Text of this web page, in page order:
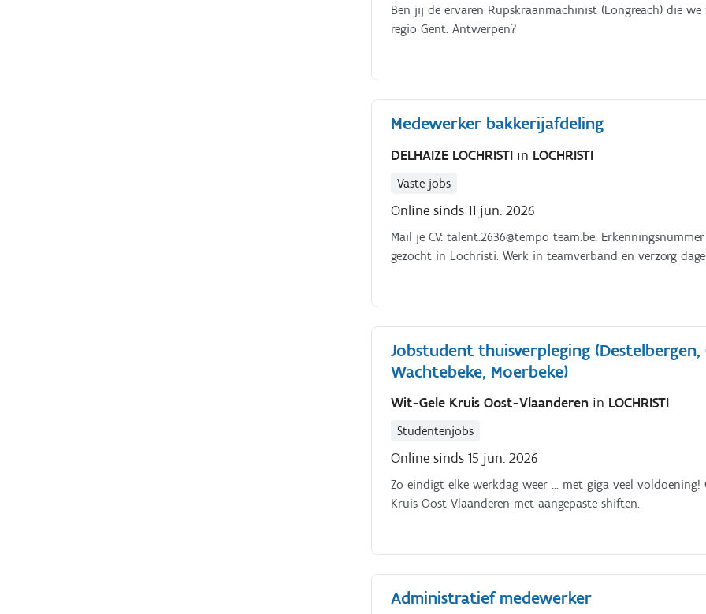
Ben jij de ervaren Rupskraanmachinist (Longreach) die
regio Gent. Antwerpen?
Medewerker bakkerijafdeling
DELHAIZE LOCHRISTI in LOCHRISTI
Vaste jobs
Online sinds 11 jun. 2026
Mail je CV: talent.2636@tempo team.be.
gezocht in Lochristi. Werk in teamverband en verzorg
Jobstudent thuisverpleging
Wachtebeke, Moerbeke)
Wit-Gele Kruis Oost-Vlaanderen in LOCHRISTI
Studentenjobs
Online sinds 15 jun. 2026
Zo eindigt elke werkdag weer … met giga veel
Kruis Oost Vlaanderen met aangepaste shiften.
Administratief medewerker